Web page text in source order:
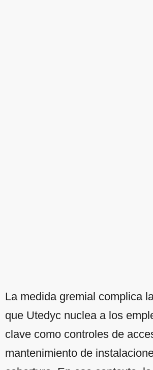
La medida gremial complica
que Utedyc nuclea a los
clave como controles de
mantenimiento de